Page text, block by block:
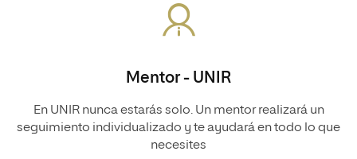
Mentor - UNIR
En UNIR nunca estarás solo. Un mentor realizará un
seguimiento individualizado y te ayudará en todo lo que
necesites